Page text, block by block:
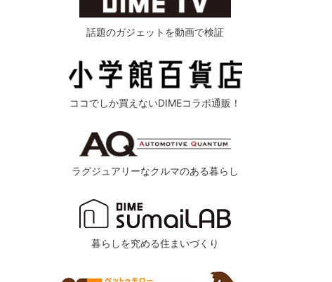
話題のガジェットを動画で検証
ココでしか買えないDIMEコラボ通販！
ラグジュアリーなクルマのある暮らし
暮らしを究める住まいづくり